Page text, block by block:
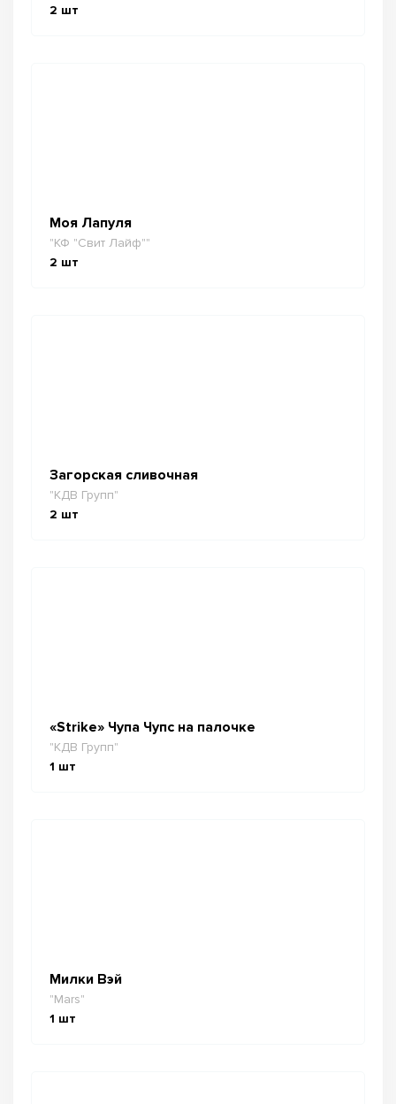
2 шт
Моя Лапуля
"КФ "Свит Лайф""
2 шт
Загорская сливочная
"КДВ Групп"
2 шт
«Strike» Чупа Чупс на палочке
"КДВ Групп"
1 шт
Милки Вэй
"Mars"
1 шт